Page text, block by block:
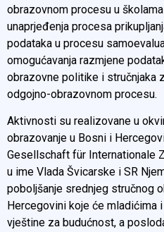
obrazovnom procesu u
unaprjeđenja procesa
podataka u procesu
omogućavanja razmjene
obrazovne politike i stručnjaka
odgojno-obrazovnom procesu.
Aktivnosti su realizovane u
obrazovanje u Bosni i
Gesellschaft für Internationale
u ime Vlada Švicarske i SR
poboljšanje srednjeg stručnog
Hercegovini koje će mladićima
vještine za budućnost, a